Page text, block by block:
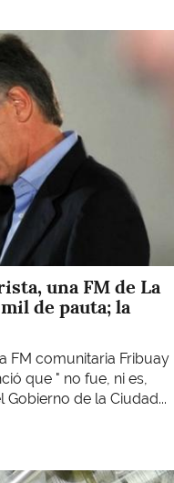
una FM de La
de pauta; la
FM comunitaria Fribuay
que " no fue, ni es,
de la Ciudad...